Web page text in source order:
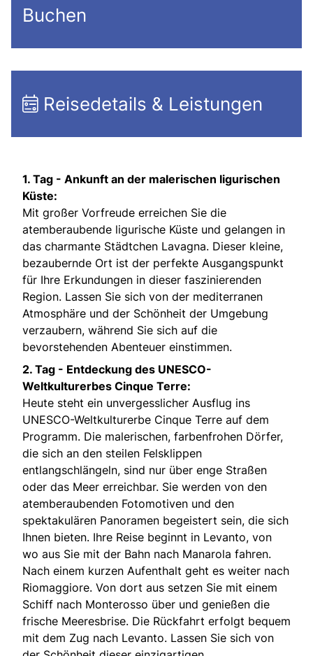
Buchen
Reisedetails & Leistungen
1. Tag - Ankunft an der malerischen ligurischen
Küste:
Mit großer Vorfreude erreichen Sie die
atemberaubende ligurische Küste und gelangen in
das charmante Städtchen Lavagna. Dieser kleine,
bezaubernde Ort ist der perfekte Ausgangspunkt
für Ihre Erkundungen in dieser faszinierenden
Region. Lassen Sie sich von der mediterranen
Atmosphäre und der Schönheit der Umgebung
verzaubern, während Sie sich auf die
bevorstehenden Abenteuer einstimmen.
2. Tag - Entdeckung des UNESCO-
Weltkulturerbes Cinque Terre:
Heute steht ein unvergesslicher Ausflug ins
UNESCO-Weltkulturerbe Cinque Terre auf dem
Programm. Die malerischen, farbenfrohen Dörfer,
die sich an den steilen Felsklippen
entlangschlängeln, sind nur über enge Straßen
oder das Meer erreichbar. Sie werden von den
atemberaubenden Fotomotiven und den
spektakulären Panoramen begeistert sein, die sich
Ihnen bieten. Ihre Reise beginnt in Levanto, von
wo aus Sie mit der Bahn nach Manarola fahren.
Nach einem kurzen Aufenthalt geht es weiter nach
Riomaggiore. Von dort aus setzen Sie mit einem
Schiff nach Monterosso über und genießen die
frische Meeresbrise. Die Rückfahrt erfolgt bequem
mit dem Zug nach Levanto. Lassen Sie sich von